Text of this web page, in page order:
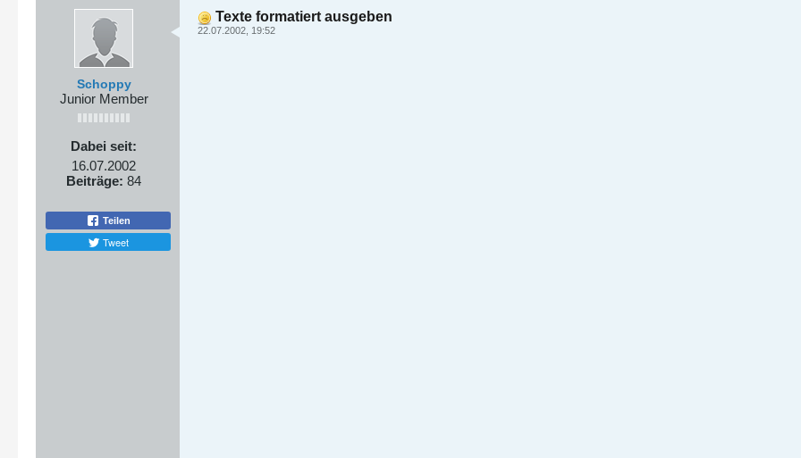
Schoppy
Junior Member
Dabei seit:
16.07.2002
Beiträge: 84
Teilen
Tweet
Texte formatiert ausgeben
22.07.2002, 19:52